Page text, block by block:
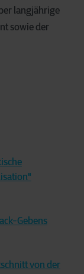
langjährige
sowie der
Gebens
von der